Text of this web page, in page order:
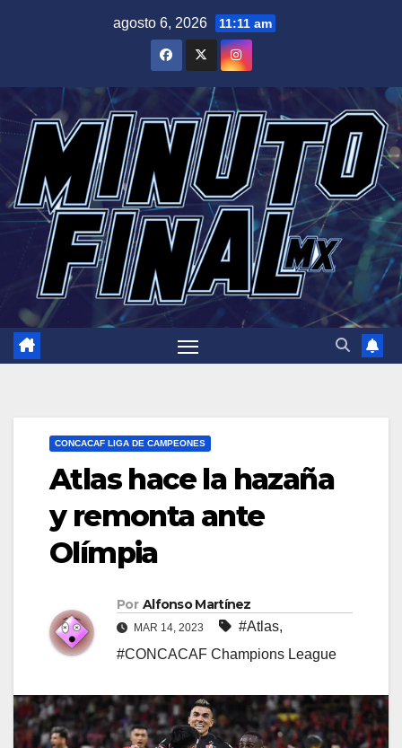
agosto 6, 2026 11:11 am
CONCACAF LIGA DE CAMPEONES
Atlas hace la hazaña
y remonta ante
Olímpia
Por Alfonso Martínez
MAR 14, 2023 #Atlas,
#CONCACAF Champions League